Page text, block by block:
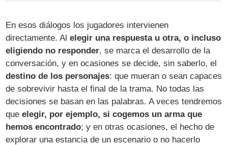
En esos diálogos los jugadores intervienen
directamente. Alelegir una respuesta u otra, o incluso
eligiendo no responder, se marca el desarrollo de la
conversación, y en ocasiones se decide, sin saberlo, el
destino de los personajes: que mueran o sean capaces
de sobrevivir hasta el final de la trama. No todas las
decisiones se basan en las palabras. A veces tendremos
queelegir, por ejemplo, si cogemos un arma que
hemos encontrado; y en otras ocasiones, el hecho de
explorar una estancia de un escenario o no hacerlo